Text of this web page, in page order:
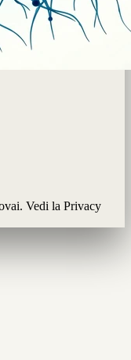
Vedi la Privacy